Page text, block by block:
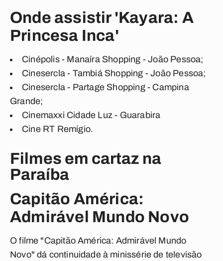
Onde assistir 'Kayara: A
Princesa Inca'
Cinépolis - Manaíra Shopping - João Pessoa;
Cinesercla - Tambiá Shopping - João Pessoa;
Cinesercla - Partage Shopping - Campina
Grande;
Cinemaxxi Cidade Luz - Guarabira
Cine RT Remígio.
Filmes em cartaz na
Paraíba
Capitão América:
Admirável Mundo Novo
O filme "Capitão América: Admirável Mundo
Novo" dá continuidade à minissérie de televisão